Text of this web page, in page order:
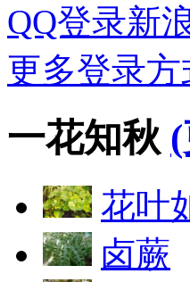
QQ登录新
更多登录方
一花知秋
花叶
卤蕨